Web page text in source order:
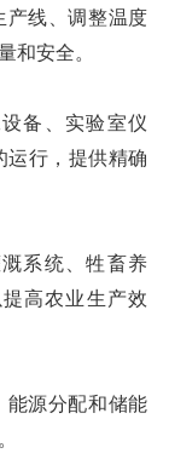
产线、调整温度
和安全。
备、实验室仪
运行，提供精确
系统、牲畜养
高农业生产效
能源分配和储能